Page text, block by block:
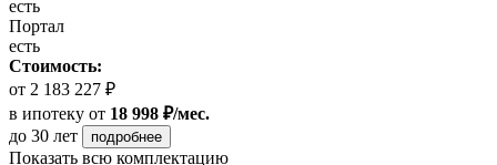
есть
Портал
есть
Стоимость:
от 2 183 227 ₽
в ипотеку от 18 998 ₽/мес.
до 30 лет
подробнее
Показать всю комплектацию